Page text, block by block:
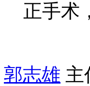
正手术
郭志雄 主